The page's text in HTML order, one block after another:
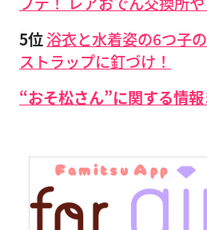
5位浴衣と水着姿の6つ子
ストラップに釘づけ！
“おそ松さん”に関する情